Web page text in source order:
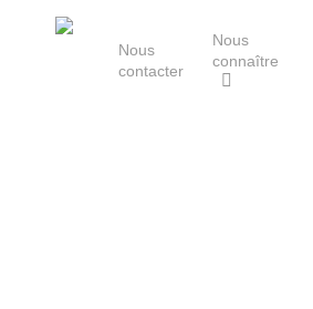
Nous
contacter
Nous
connaître